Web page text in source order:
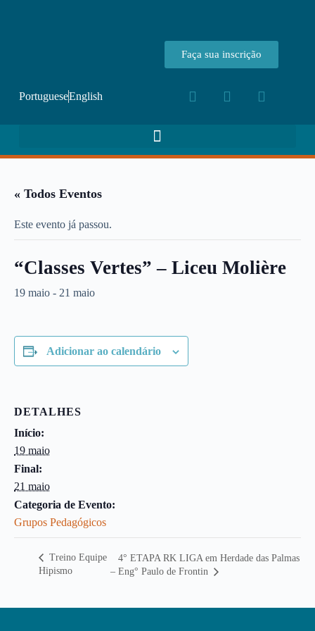
Faça sua inscrição
PortugueseEnglish
« Todos Eventos
Este evento já passou.
“Classes Vertes” – Liceu Molière
19 maio - 21 maio
Adicionar ao calendário
DETALHES
Início:
19 maio
Final:
21 maio
Categoria de Evento:
Grupos Pedagógicos
Treino Equipe
Hipismo
4° ETAPA RK LIGA em Herdade das Palmas
– Eng° Paulo de Frontin